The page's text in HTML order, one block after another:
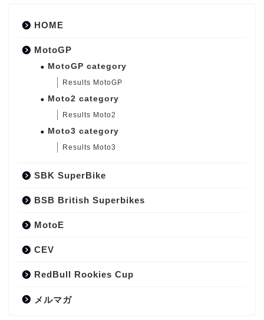
HOME
MotoGP
MotoGP category
Results MotoGP
Moto2 category
Results Moto2
Moto3 category
Results Moto3
SBK SuperBike
BSB British Superbikes
MotoE
CEV
RedBull Rookies Cup
メルマガ